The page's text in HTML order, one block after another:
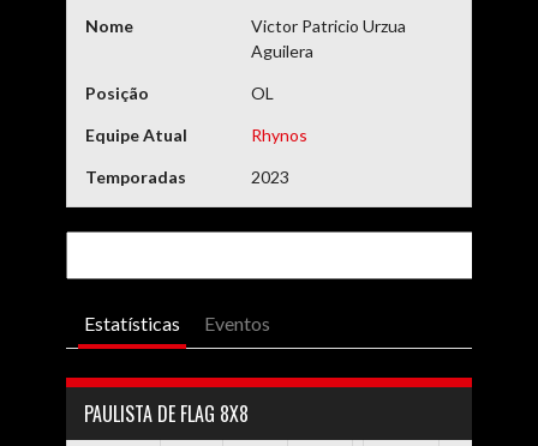
Nome
Victor Patricio Urzua
Aguilera
Posição OL
Equipe Atual Rhynos
Temporadas 2023
Estatísticas Eventos
PAULISTA DE FLAG 8X8